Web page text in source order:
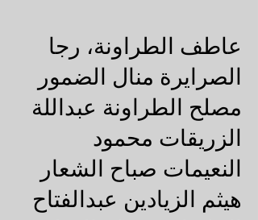
عاطف الطراونة، رجا
الصرايرة منال الضمور
مصلح الطراونة عبداللة
الزريقات محمود
النعيمات صباح الشعار
هيثم الزيادين عبدالفتاح